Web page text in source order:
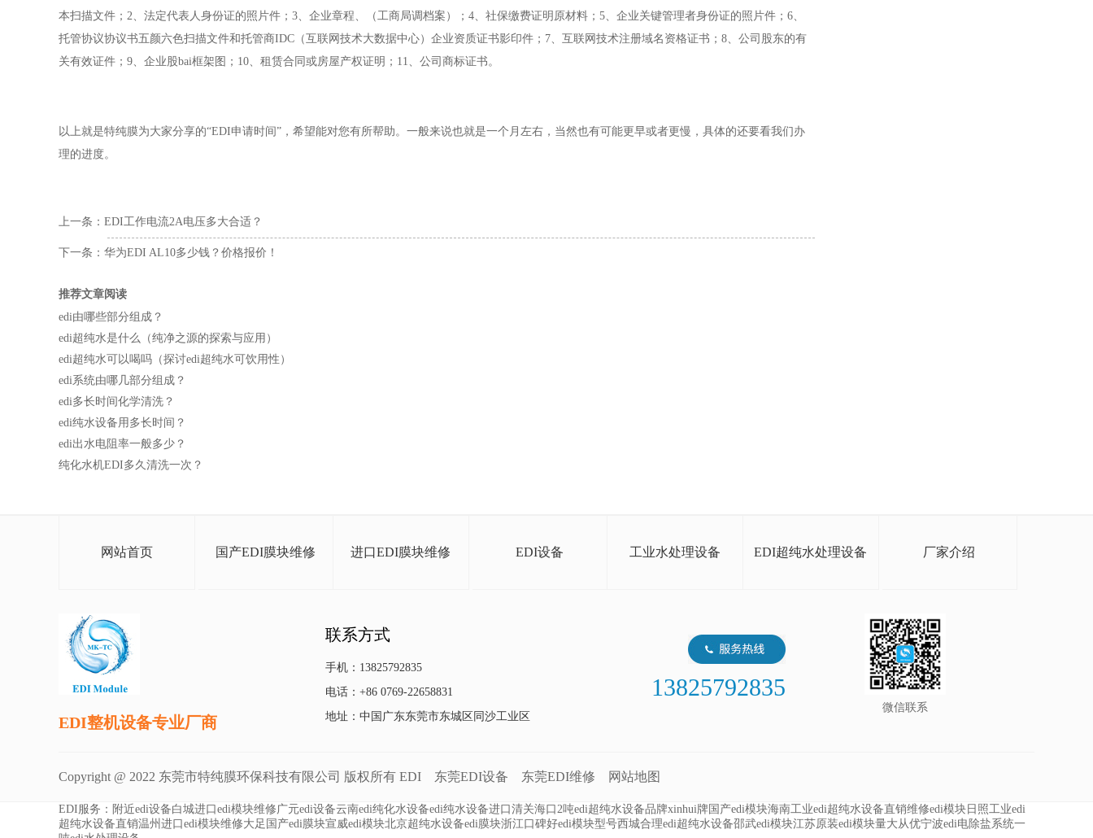
本扫描文件；2、法定代表人身份证的照片件；3、企业章程、（工商局调档案）；4、社保缴费证明原材料；5、企业关键管理者身份证的照片件；6、
托管协议协议书五颜六色扫描文件和托管商IDC（互联网技术大数据中心）企业资质证书影印件；7、互联网技术注册域名资格证书；8、公司股东的有
关有效证件；9、企业股bai框架图；10、租赁合同或房屋产权证明；11、公司商标证书。
以上就是特纯膜为大家分享的“EDI申请时间”，希望能对您有所帮助。一般来说也就是一个月左右，当然也有可能更早或者更慢，具体的还要看我们办
理的进度。
上一条： EDI工作电流2A电压多大合适？
下一条： 华为EDI AL10多少钱？价格报价！
推荐文章阅读
edi由哪些部分组成？
edi超纯水是什么（纯净之源的探索与应用）
edi超纯水可以喝吗（探讨edi超纯水可饮用性）
edi系统由哪几部分组成？
edi多长时间化学清洗？
edi纯水设备用多长时间？
edi出水电阻率一般多少？
纯化水机EDI多久清洗一次？
网站首页 国产EDI膜块维修 进口EDI膜块维修 EDI设备 工业水处理设备 EDI超纯水处理设备 厂家介绍
EDI整机设备专业厂商
联系方式
手机：13825792835
电话：+86 0769-22658831
地址：中国广东东莞市东城区同沙工业区
13825792835
微信联系
Copyright @ 2022 东莞市特纯膜环保科技有限公司 版权所有 EDI 东莞EDI设备 东莞EDI维修 网站地图
EDI服务： 附近edi设备白城进口edi模块维修 广元edi设备云南edi纯化水设备edi纯水设备进口清关海口2吨edi超纯水设备品牌xinhui牌国产edi模块海南工业edi超纯水设备直销维修edi模块日照工业edi
超纯水设备直销温州进口edi模块维修大足国产edi膜块宣威edi模块北京超纯水设备edi膜块浙江口碑好edi模块型号西城合理edi超纯水设备邵武edi模块江苏原装edi模块量大从优宁波edi电除盐系统一